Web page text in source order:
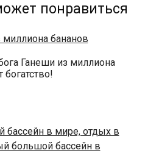
понравиться
Ганеши из миллиона
богатство!